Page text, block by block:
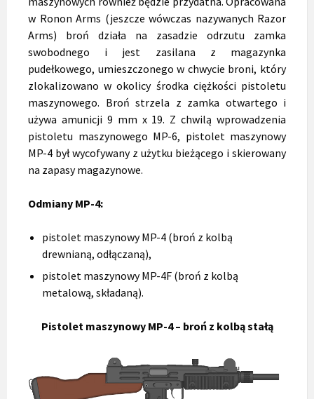
w Ronon Arms (jeszcze wówczas nazywanych Razor
Arms) broń działa na zasadzie odrzutu zamka
swobodnego i jest zasilana z magazynka
pudełkowego, umieszczonego w chwycie broni, który
zlokalizowano w okolicy środka ciężkości pistoletu
maszynowego. Broń strzela z zamka otwartego i
używa amunicji 9 mm x 19. Z chwilą wprowadzenia
pistoletu maszynowego MP-6, pistolet maszynowy
MP-4 był wycofywany z użytku bieżącego i skierowany
na zapasy magazynowe.
Odmiany MP-4:
pistolet maszynowy MP-4 (broń z kolbą
drewnianą, odłączaną),
pistolet maszynowy MP-4F (broń z kolbą
metalową, składaną).
Pistolet maszynowy MP-4 – broń z kolbą stałą